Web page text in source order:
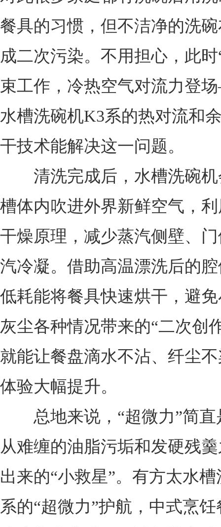
餐具的习惯，但不洁净的洗
成二次污染。不用担心，此时
束工作，冷热空气对流力登
水槽洗碗机K3系的热对流和
干技术能解决这一问题。
清洗完成后，水槽洗碗机
槽体内吹进外界新鲜空气，
干燥原理，减少蒸汽侧壁、
汽冷凝。借助高温漂洗后的
低耗能将餐具快速烘干，避
灰尘各种情况带来的“二次创
就能让餐盘滴水不沾、纤尘
体验大幅提升。
总地来说，“超微力”简直
从难缠的油脂污垢和发硬残
出来的“小救星”。有方太水
系的“超微力”护航，中式烹